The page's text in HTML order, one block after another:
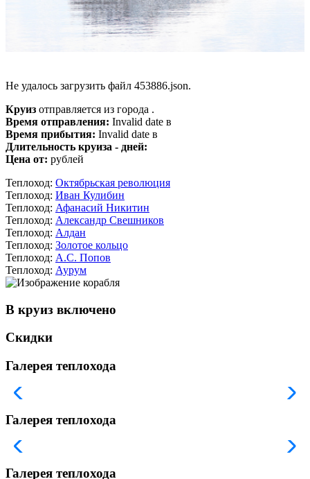
Не удалось загрузить файл 453886.json.
Круиз отправляется из города .
Время отправления: Invalid date в
Время прибытия: Invalid date в
Длительность круиза - дней:
Цена от: рублей
Теплоход: Октябрьская революция
Теплоход: Иван Кулибин
Теплоход: Афанасий Никитин
Теплоход: Александр Свешников
Теплоход: Алдан
Теплоход: Золотое кольцо
Теплоход: А.С. Попов
Теплоход: Аурум
В круиз включено
Скидки
Галерея теплохода
Галерея теплохода
Галерея теплохода